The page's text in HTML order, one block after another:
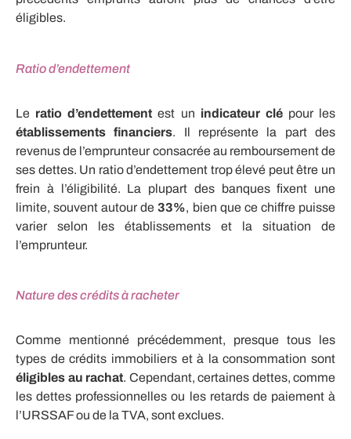
éligibles.
Ratio d’endettement
Le ratio d’endettementest un indicateur clé pour les
établissements financiers. Il représente la part des
revenus de l’emprunteur consacrée au remboursement de
ses dettes. Un ratio d’endettement trop élevé peut être un
frein à l’éligibilité. La plupart des banques fixent une
limite, souvent autour de33%, bien que ce chiffre puisse
varier selon les établissements et la situation de
l’emprunteur.
Nature des crédits à racheter
Comme mentionné précédemment, presque tous les
types de crédits immobiliers et à la consommation sont
éligibles au rachat. Cependant, certaines dettes, comme
les dettes professionnelles ou les retards de paiement à
l’URSSAF ou de la TVA, sont exclues.